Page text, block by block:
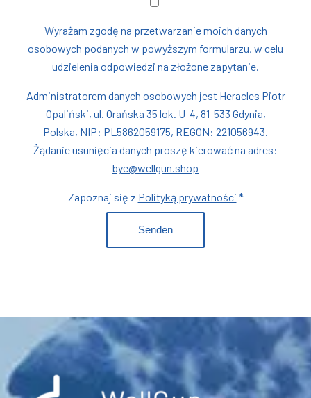
Wyrażam zgodę na przetwarzanie moich danych
osobowych podanych w powyższym formularzu, w celu
udzielenia odpowiedzi na złożone zapytanie.
Administratorem danych osobowych jest Heracles Piotr
Opaliński, ul. Orańska 35 lok. U-4, 81-533 Gdynia,
Polska, NIP: PL5862059175, REGON: 221056943.
Żądanie usunięcia danych proszę kierować na adres:
bye@wellgun.shop
Zapoznaj się z Polityką prywatności *